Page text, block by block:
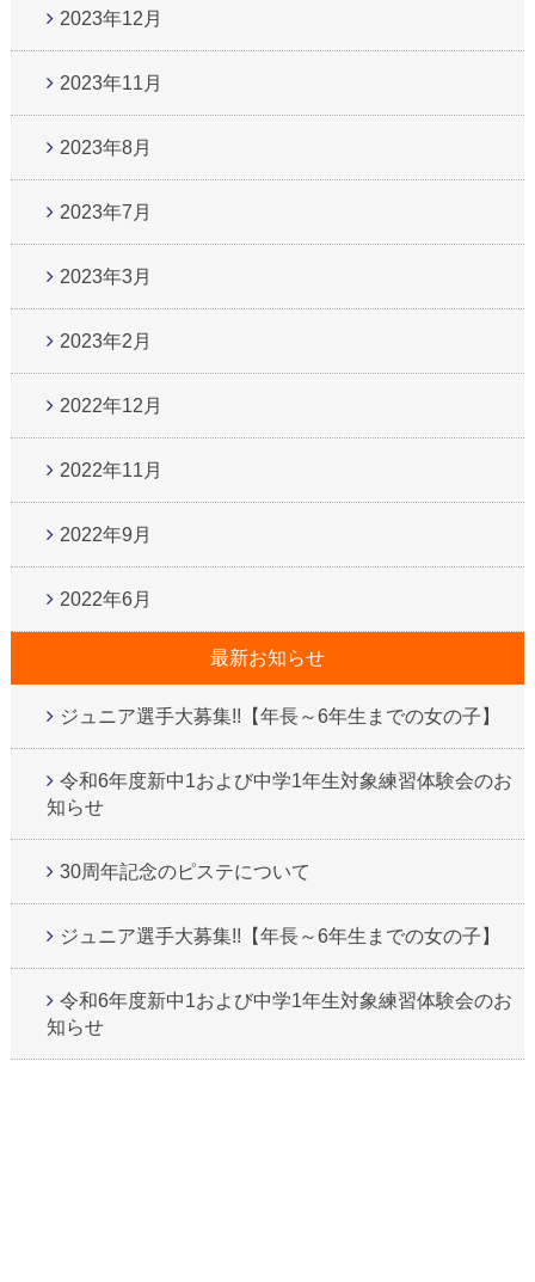
2023年12月
2023年11月
2023年8月
2023年7月
2023年3月
2023年2月
2022年12月
2022年11月
2022年9月
2022年6月
最新お知らせ
ジュニア選手大募集!!【年長～6年生までの女の子】
令和6年度新中1および中学1年生対象練習体験会のお
知らせ
30周年記念のピステについて
ジュニア選手大募集!!【年長～6年生までの女の子】
令和6年度新中1および中学1年生対象練習体験会のお
知らせ